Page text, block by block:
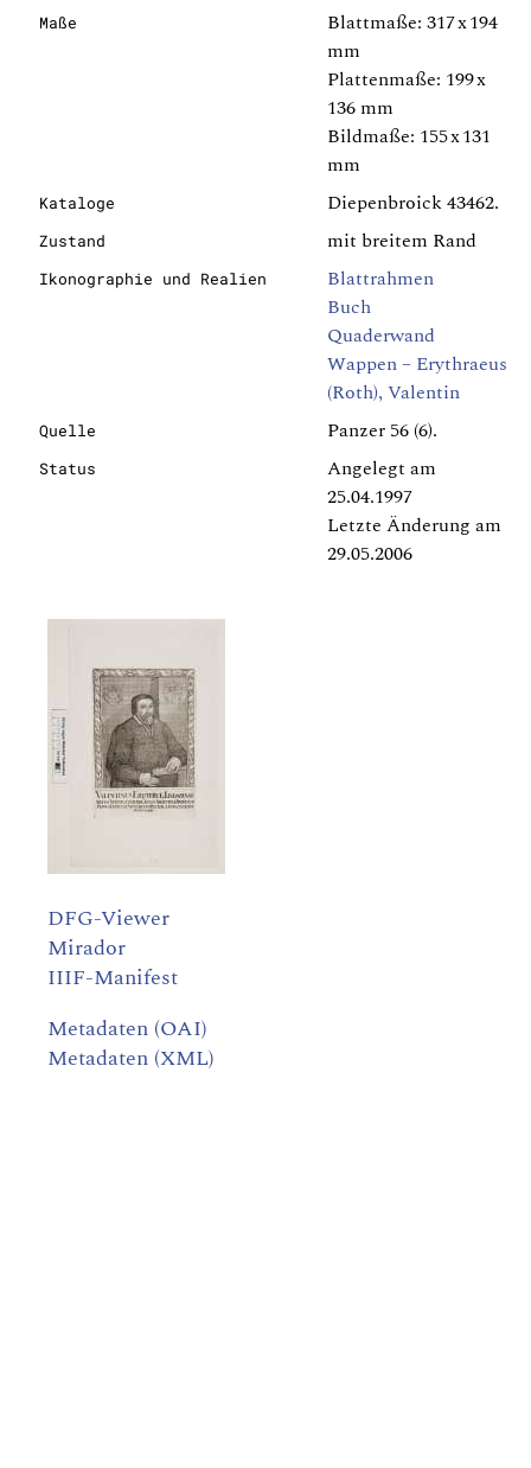
Maße
Blattmaße: 317 x 194
mm
Plattenmaße: 199 x
136 mm
Bildmaße: 155 x 131
mm
Kataloge Diepenbroick 43462.
Zustand mit breitem Rand
Ikonographie und Realien
Blattrahmen
Buch
Quaderwand
Wappen – Erythraeus
(Roth), Valentin
Quelle Panzer 56 (6).
Status
Angelegt am
25.04.1997
Letzte Änderung am
29.05.2006
DFG-Viewer
Mirador
IIIF-Manifest
Metadaten (OAI)
Metadaten (XML)